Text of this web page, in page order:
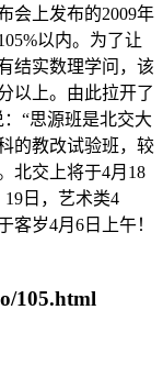
会上发布的2009年
以内。为了让
结实数理学问，该
以上。由此拉开了
“思源班是北交大
的教改试验班，较
北交上将于4月18
日，艺术类4
客岁4月6日上午！
105.html